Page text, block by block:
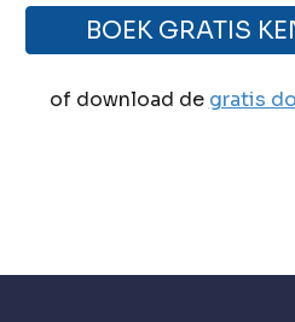
BOEK GRATIS
of download de gratis